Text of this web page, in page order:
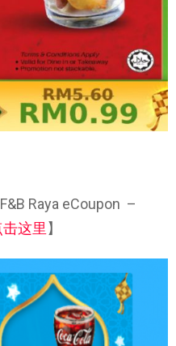
Raya eCoupon –
击这里】